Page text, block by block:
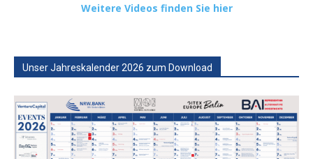
Weitere Videos finden Sie hier
Unser Jahreskalender 2026 zum Download